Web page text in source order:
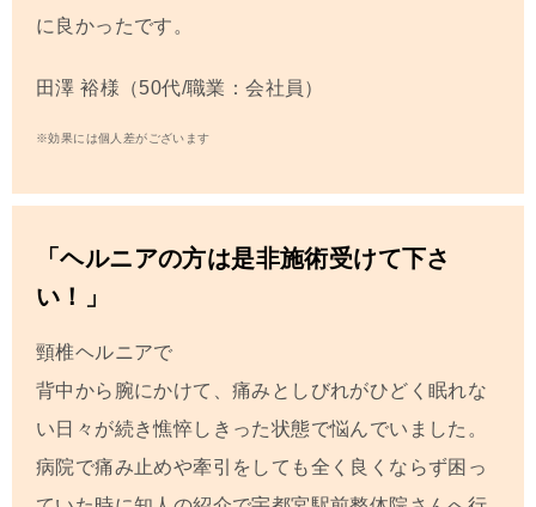
に良かったです。
田澤 裕様（50代/職業：会社員）
※効果には個人差がございます
「ヘルニアの方は是非施術受けて下さ
い！」
頸椎ヘルニアで
背中から腕にかけて、痛みとしびれがひどく眠れな
い日々が続き憔悴しきった状態で悩んでいました。
病院で痛み止めや牽引をしても全く良くならず困っ